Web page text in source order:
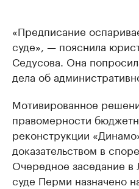
«Предписание
суде», — пояснила
Седусова. Она
дела об
Мотивированное
правомерности
реконструкции
доказательством в
Очередное заседание
суде Перми назначено